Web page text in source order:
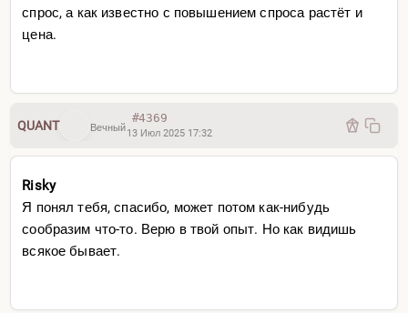
спрос, а как известно с повышением спроса растёт и
цена.
QUANT Вечный
#4369
13 Июл 2025 17:32
Risky
Я понял тебя, спасибо, может потом как-нибудь
сообразим что-то. Верю в твой опыт. Но как видишь
всякое бывает.